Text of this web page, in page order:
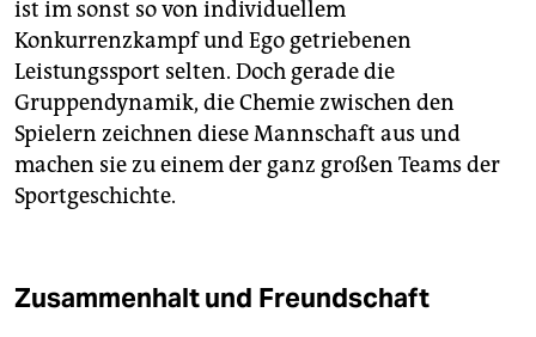
ist im sonst so von individuellem
Konkurrenzkampf und Ego getriebenen
Leistungssport selten. Doch gerade die
Gruppendynamik, die Chemie zwischen den
Spielern zeichnen diese Mannschaft aus und
machen sie zu einem der ganz großen Teams der
Sportgeschichte.
Zusammenhalt und Freundschaft